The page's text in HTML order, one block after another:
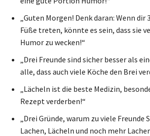
„Guten Morgen! Denk daran: Wenn dir
Füße treten, könnte es sein, dass sie
Humor zu wecken!“
„Drei Freunde sind sicher besser als
alle, dass auch viele Köche den Brei
„Lächeln ist die beste Medizin,
Rezept verderben!“
„Drei Gründe, warum zu viele Freunde
Lachen, Lächeln und noch mehr